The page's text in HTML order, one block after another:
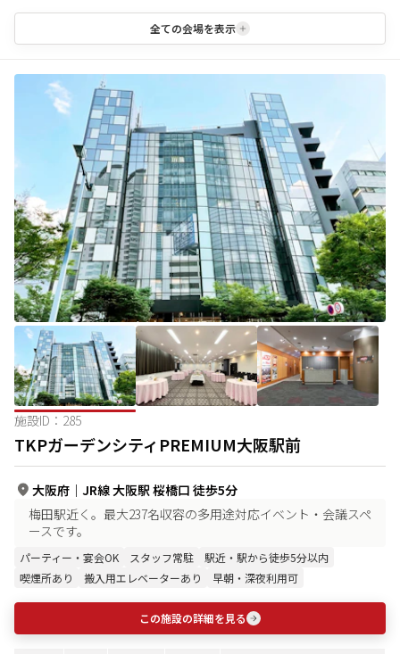
全ての会場を表示
施設ID： 285
TKPガーデンシティPREMIUM大阪駅前
大阪府 ｜ JR線 大阪駅 桜橋口 徒歩5分
梅田駅近く。最大237名収容の多用途対応イベント・会議スペ
ースです。
パーティー・宴会OK スタッフ常駐
駅近・駅から徒歩5分以内
喫煙所あり
搬入用エレベーターあり 早朝・深夜利用可
この施設の詳細を見る